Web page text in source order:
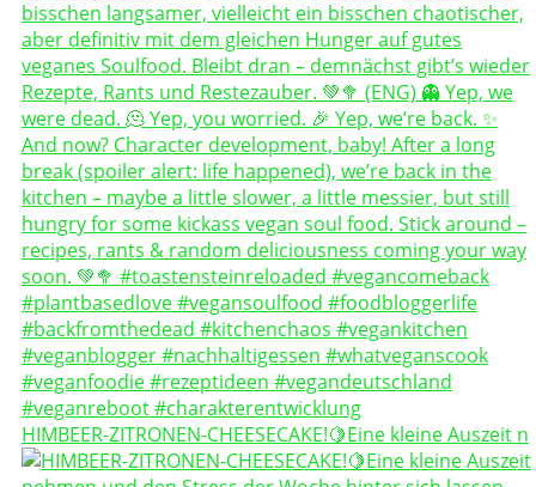
HIMBEER-ZITRONEN-CHEESECAKE!🍋Eine kleine Auszeit n